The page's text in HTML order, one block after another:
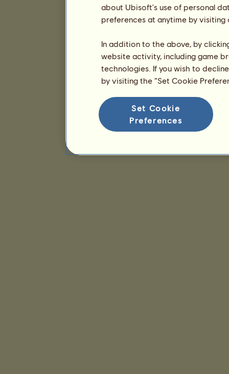
about Ubisoft's use of personal
preferences at anytime by
In addition to the above, by
website activity, including game
technologies. If you wish to
by visiting the “Set Cookie
Set Cookie
Preferences